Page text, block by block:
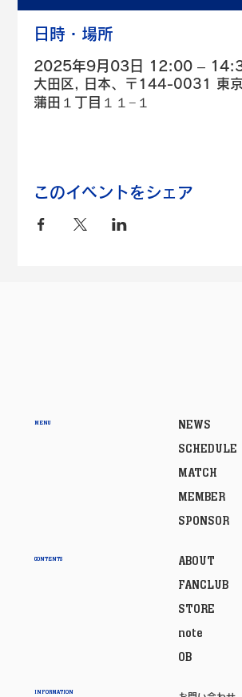
日時・場所
2025年9月03日 12:00 –
大田区, 日本、〒144-0031 東京
蒲田１丁目１１−１
このイベントをシェア
ABOUT
FANCLUB
STORE
note
OB
CONTENTS
NEWS
SCHEDULE
MATCH
MEMBER
SPONSOR
MENU
INFORMATION